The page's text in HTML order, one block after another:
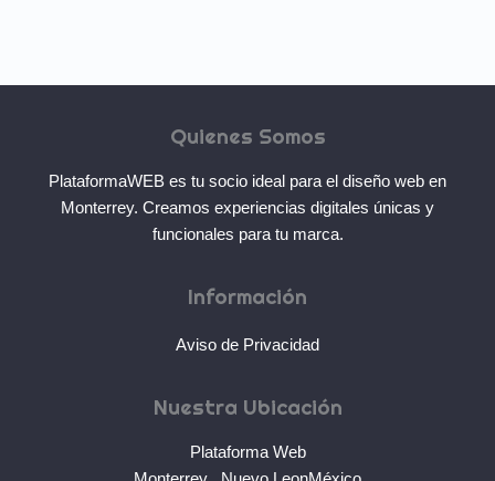
Quienes Somos
PlataformaWEB es tu socio ideal para el diseño web en
Monterrey. Creamos experiencias digitales únicas y
funcionales para tu marca.
Información
Aviso de Privacidad
Nuestra Ubicación
Plataforma Web